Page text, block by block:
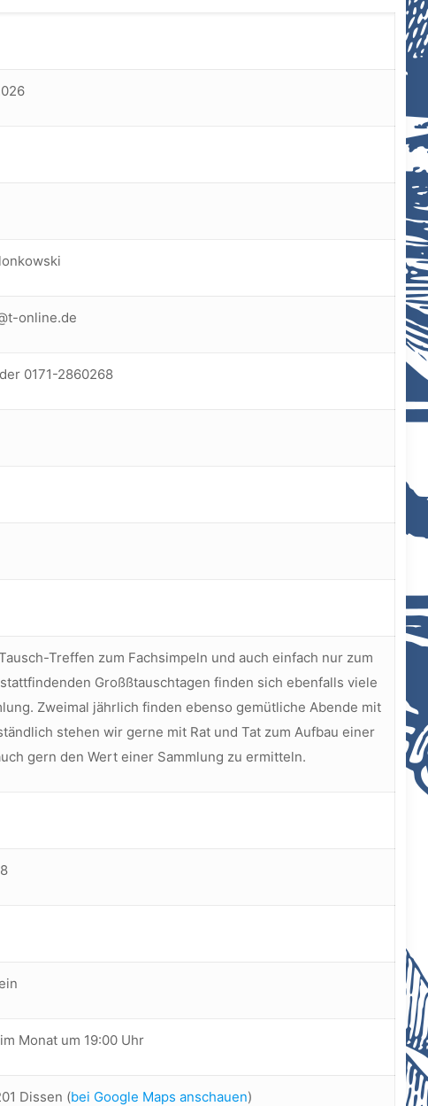
online.de
0171-2860268
Treffen zum Fachsimpeln und auch einfach nur zum
Großßtauschtagen finden sich ebenfalls viele
Zweimal jährlich finden ebenso gemütliche Abende mit
stehen wir gerne mit Rat und Tat zum Aufbau einer
gern den Wert einer Sammlung zu ermitteln.
8
Monat um 19:00 Uhr
Dissen (bei Google Maps anschauen)